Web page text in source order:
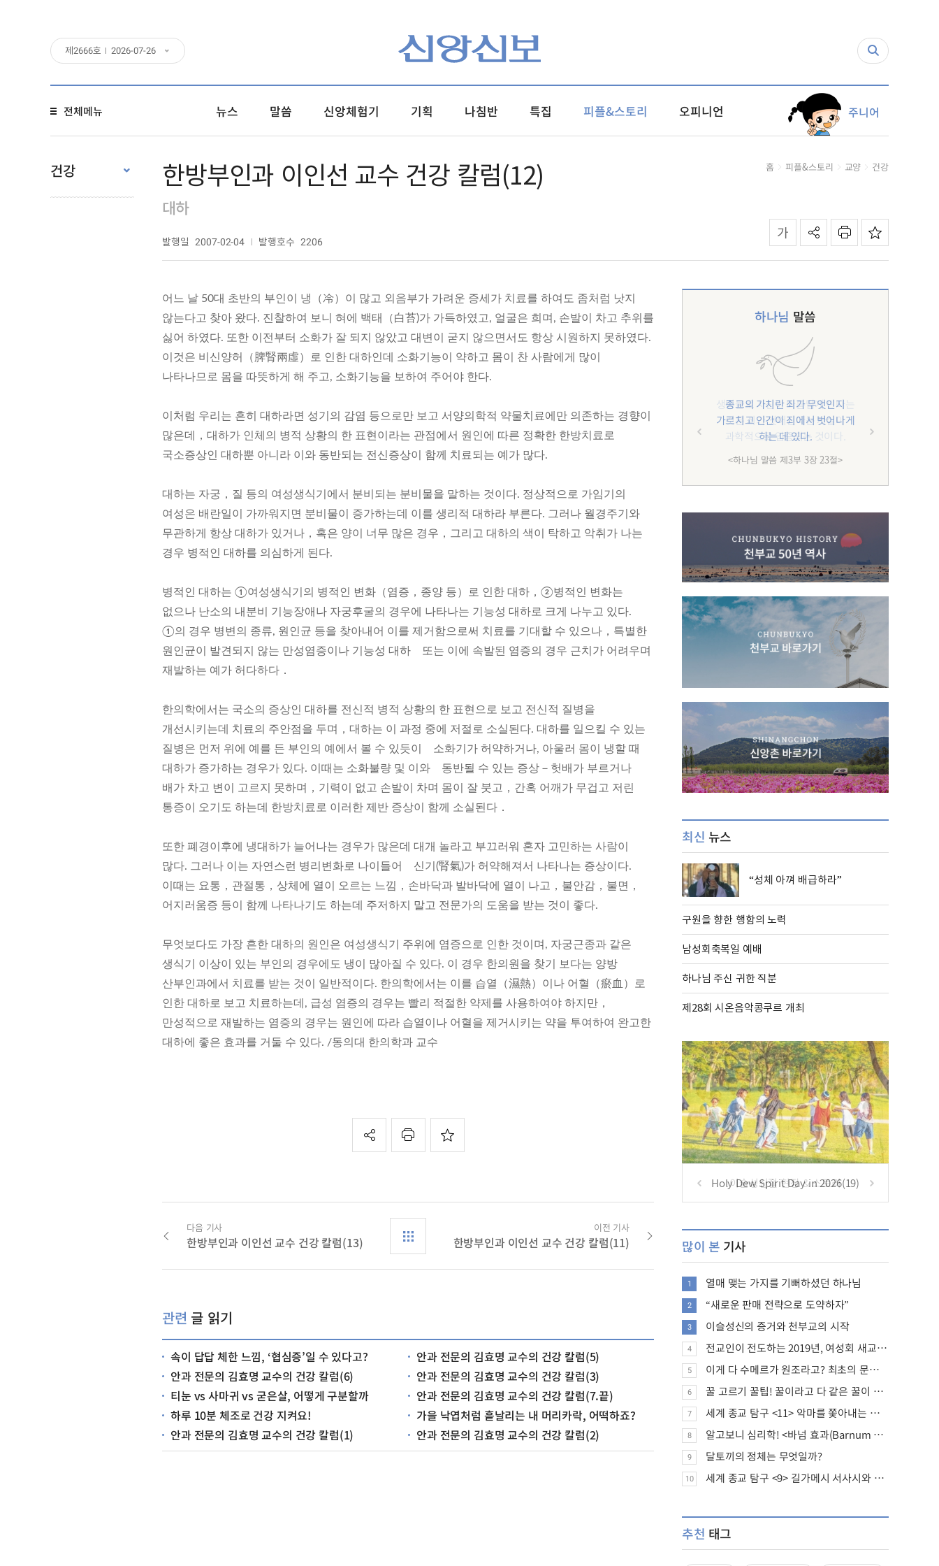
제 2666호 2026-07-26
전체메뉴 뉴스 말씀 신앙체험기 기획 나침반 특집 피플&스토리 오피니언 주니어
건강 한방부인과 이인선 교수 건강 칼럼(12)
대하
발행일 2007-02-04 발행호수 2206
홈 피플&스토리 교양 건강
어느 날 50대 초반의 부인이 냉（冷）이 많고 외음부가 가려운 증세가 치료를 하여도 좀처럼 낫지
않는다고 찾아 왔다. 진찰하여 보니 혀에 백태（白苔)가 가득하였고, 얼굴은 희며, 손발이 차고 추위를
싫어 하였다. 또한 이전부터 소화가 잘 되지 않았고 대변이 굳지 않으면서도 항상 시원하지 못하였다.
이것은 비신양허（脾腎兩虛）로 인한 대하인데 소화기능이 약하고 몸이 찬 사람에게 많이
나타나므로 몸을 따뜻하게 해 주고, 소화기능을 보하여 주어야 한다.
이처럼 우리는 흔히 대하라면 성기의 감염 등으로만 보고 서양의학적 약물치료에만 의존하는 경향이
많은데，대하가 인체의 병적 상황의 한 표현이라는 관점에서 원인에 따른 정확한 한방치료로
국소증상인 대하뿐 아니라 이와 동반되는 전신증상이 함께 치료되는 예가 많다.
대하는 자궁，질 등의 여성생식기에서 분비되는 분비물을 말하는 것이다. 정상적으로 가임기의
여성은 배란일이 가까워지면 분비물이 증가하는데 이를 생리적 대하라 부른다. 그러나 월경주기와
무관하게 항상 대하가 있거나，혹은 양이 너무 많은 경우，그리고 대하의 색이 탁하고 악취가 나는
경우 병적인 대하를 의심하게 된다.
병적인 대하는 ①여성생식기의 병적인 변화（염증，종양 등）로 인한 대하，②병적인 변화는
없으나 난소의 내분비 기능장애나 자궁후굴의 경우에 나타나는 기능성 대하로 크게 나누고 있다.
①의 경우 병변의 종류, 원인균 등을 찾아내어 이를 제거함으로써 치료를 기대할 수 있으나，특별한
원인균이 발견되지 않는 만성염증이나 기능성 대하 또는 이에 속발된 염증의 경우 근치가 어려우며
재발하는 예가 허다하다．
한의학에서는 국소의 증상인 대하를 전신적 병적 상황의 한 표현으로 보고 전신적 질병을
개선시키는데 치료의 주안점을 두며，대하는 이 과정 중에 저절로 소실된다. 대하를 일으킬 수 있는
질병은 먼저 위에 예를 든 부인의 예에서 볼 수 있듯이 소화기가 허약하거나, 아울러 몸이 냉할 때
대하가 증가하는 경우가 있다. 이때는 소화불량 및 이와 동반될 수 있는 증상－헛배가 부르거나
배가 차고 변이 고르지 못하며，기력이 없고 손발이 차며 몸이 잘 붓고，간혹 어깨가 무겁고 저린
통증이 오기도 하는데 한방치료로 이러한 제반 증상이 함께 소실된다．
또한 폐경이후에 냉대하가 늘어나는 경우가 많은데 대개 놀라고 부끄러워 혼자 고민하는 사람이
많다. 그러나 이는 자연스런 병리변화로 나이들어 신기(腎氣)가 허약해져서 나타나는 증상이다.
이때는 요통，관절통，상체에 열이 오르는 느낌，손바닥과 발바닥에 열이 나고，불안감，불면，
어지러움증 등이 함께 나타나기도 하는데 주저하지 말고 전문가의 도움을 받는 것이 좋다.
무엇보다도 가장 흔한 대하의 원인은 여성생식기 주위에 염증으로 인한 것이며, 자궁근종과 같은
생식기 이상이 있는 부인의 경우에도 냉이 많아질 수 있다. 이 경우 한의원을 찾기 보다는 양방
산부인과에서 치료를 받는 것이 일반적이다. 한의학에서는 이를 습열（濕熱）이나 어혈（瘀血）로
인한 대하로 보고 치료하는데, 급성 염증의 경우는 빨리 적절한 약제를 사용하여야 하지만，
만성적으로 재발하는 염증의 경우는 원인에 따라 습열이나 어혈을 제거시키는 약을 투여하여 완고한
대하에 좋은 효과를 거둘 수 있다. /동의대 한의학과 교수
다음 기사
한방부인과 이인선 교수 건강 칼럼(13)
이전 기사
한방부인과 이인선 교수 건강 칼럼(11)
관련 글 읽기
속이 답답 체한 느낌, ‘협심증’일 수 있다고?
안과 전문의 김효명 교수의 건강 칼럼(5)
안과 전문의 김효명 교수의 건강 칼럼(6)
안과 전문의 김효명 교수의 건강 칼럼(3)
티눈 vs 사마귀 vs 굳은살, 어떻게 구분할까
안과 전문의 김효명 교수의 건강 칼럼(7.끝)
하루 10분 체조로 건강 지켜요!
가을 낙엽처럼 흩날리는 내 머리카락, 어떡하죠?
안과 전문의 김효명 교수의 건강 칼럼(1)
안과 전문의 김효명 교수의 건강 칼럼(2)
하나님 말씀
종교의 가치란 죄가 무엇인지
가르치고 인간이 죄에서 벗어나게
하는 데 있다.
<하나님 말씀 제3부 3장 23절>
최신 뉴스
“성체 아껴 배급하라”
구원을 향한 행함의 노력
남성회축복일 예배
하나님 주신 귀한 직분
제28회 시온음악콩쿠르 개최
Holy Dew Spirit Day in 2026(19)
많이 본 기사
1 열매 맺는 가지를 기뻐하셨던 하나님
2 “새로운 판매 전략으로 도약하자”
3 이슬성신의 증거와 천부교의 시작
4 전교인이 전도하는 2019년, 여성회 새교인 증가 추세
5 이게 다 수메르가 원조라고? 최초의 문명, 수메르는 어떤 문명이었을까?
6 꿀 고르기 꿀팁! 꿀이라고 다 같은 꿀이 아니다!
7 세계 종교 탐구 <11> 악마를 쫓아내는 의식의 뿌리에 대하여
8 알고보니 심리학! <바넘 효과(Barnum effect)>
9 달토끼의 정체는 무엇일까?
10 세계 종교 탐구 <9> 길가메시 서사시와 성경에 대하여
추천 태그